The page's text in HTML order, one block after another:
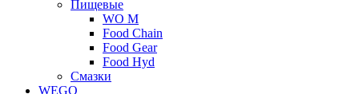
Пищевые
WO M
Food Chain
Food Gear
Food Hyd
Смазки
WEGO